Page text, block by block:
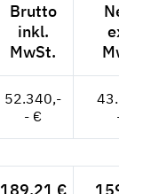
Brutto
inkl.
MwSt.
Netto
exkl.
MwSt.
52.340,-
- €
43.983,-
- €